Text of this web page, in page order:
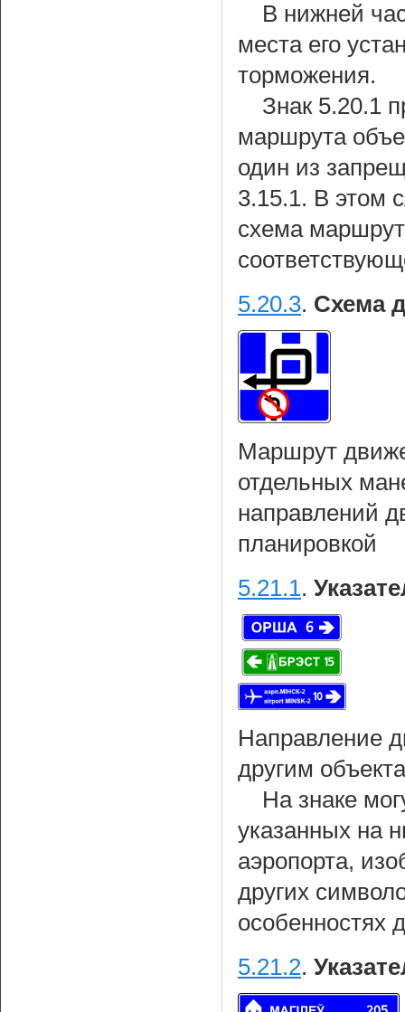
В нижней
места его
торможения.
Знак 5.20.1
маршрута
один из
3.15.1. В этом
схема
5.20.3. Схема
Маршрут
отдельных
направлений
планировкой
5.21.1.
Направление
другим
На знаке
указанных на
аэропорта,
других
особенностях
5.21.2.